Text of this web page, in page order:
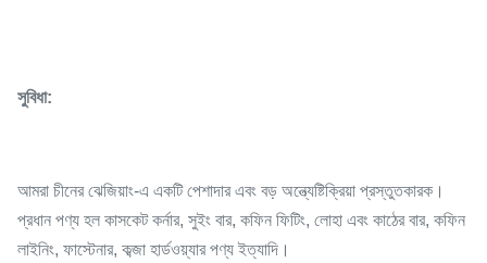
সুবিধা:
আমরা চীনের ঝেজিয়াং-এ একটি পেশাদার এবং বড় অন্ত্যেষ্টিক্রিয়া প্রস্তুতকারক।
প্রধান পণ্য হল কাসকেট কর্নার, সুইং বার, কফিন ফিটিং, লোহা এবং কাঠের বার, কফিন
লাইনিং, ফাস্টেনার, কব্জা হার্ডওয়্যার পণ্য ইত্যাদি।